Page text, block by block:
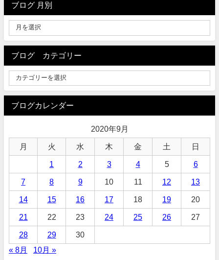
ブログ 月別
ブログ カテゴリー
ブログカレンダー
2020年9月
月 火 水 木 金 土 日
1 2 3 4 5 6
7 8 9 10 11 12 13
14 15 16 17 18 19 20
21 22 23 24 25 26 27
28 29
30
« 8月
10月 »